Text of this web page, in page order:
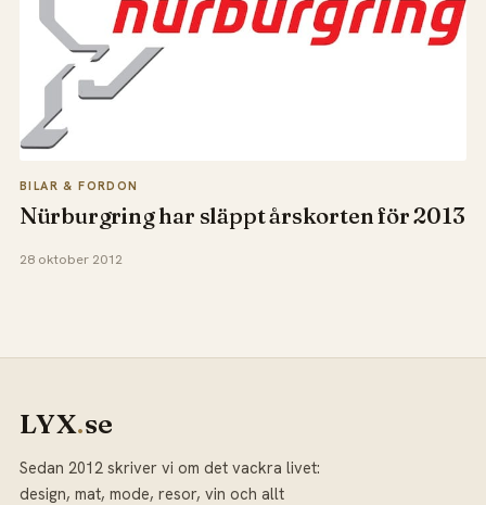
BILAR & FORDON
Nürburgring har släppt årskorten för 2013
28 oktober 2012
LYX.se
Sedan 2012 skriver vi om det vackra livet:
design, mat, mode, resor, vin och allt